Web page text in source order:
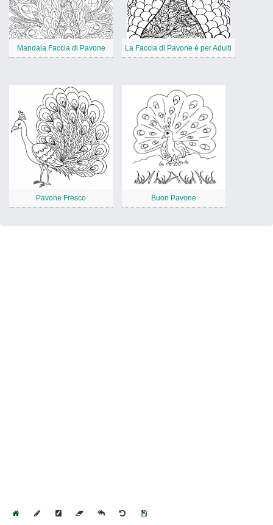
Mandala Faccia di Pavone La Faccia di Pavone è per Adulti
Pavone Fresco Buon Pavone